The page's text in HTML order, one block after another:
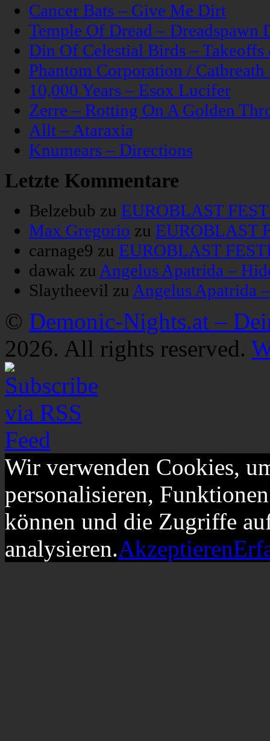
Cancer Bats – Give Me Dirt
Temple Of Dread – Dreadspawn
Din Of Celestial Birds –
Phantom Corporation /
10,000 Years – Esox Lucifer
Zerre – Rotting On A Golden
Allt – Ataraxia
Knumears – Directions
Letzte Kommentare
Belzebub zu EUROBLAST
Max Gregorio zu EUROBLAST
carnage9 zu EUROBLAST
dawak zu Angelus Apatrida –
Slaytheevil zu Angelus Apatrida
© Demonic-Nights.at –
2026. All rights reserved.
Wir verwenden Cookies,
personalisieren,
können und die Zugriffe
analysieren.Akzeptieren